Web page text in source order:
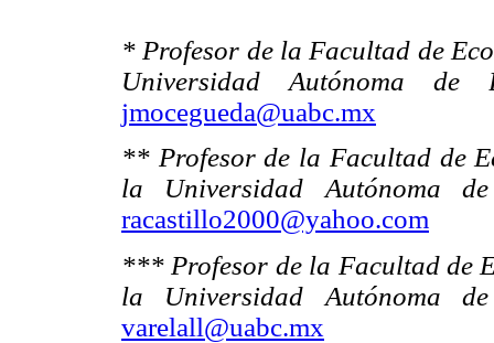
* Profesor de la Facultad de
Universidad Autónoma de
jmocegueda@uabc.mx
** Profesor de la Facultad de
la Universidad Autónoma
racastillo2000@yahoo.com
*** Profesor de la Facultad de
la Universidad Autónoma
varelall@uabc.mx